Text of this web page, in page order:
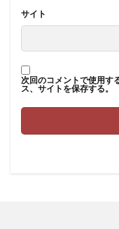
サイト
次回のコメントで使用す
ス、サイトを保存する。